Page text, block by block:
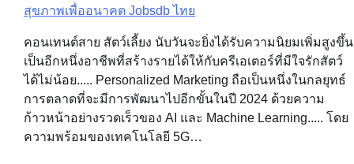
สุขภาพเพื่ออนาคต Jobsdb ไทย
คอนเทนต์สาย สัตว์เลี้ยง นับวันจะยิ่งได้รับความนิยมเพิ่มสูงขึ้น
เป็นอีกหนึ่งอาชีพที่สร้างรายได้ให้กับครีเอเตอร์ที่มีใจรักสัตว์
ได้ไม่น้อย..... Personalized Marketing ถือเป็นหนึ่งในกลยุทธ์
การตลาดที่จะมีการพัฒนาไปอีกขั้นในปี 2024 ด้วยความ
ก้าวหน้าอย่างรวดเร็วของ AI และ Machine Learning..... โดย
ความพร้อมของเทคโนโลยี 5G…
Post
navigation